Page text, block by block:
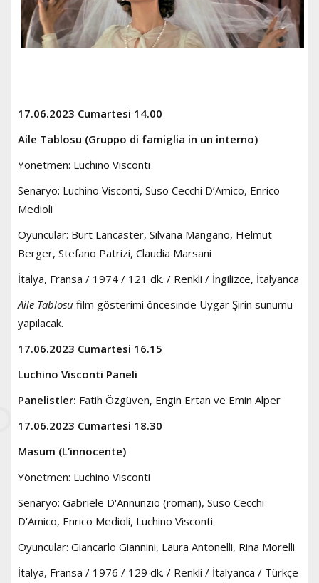
17.06.2023 Cumartesi 14.00
Aile Tablosu (Gruppo di famiglia in un interno)
Yönetmen: Luchino Visconti
Senaryo: Luchino Visconti, Suso Cecchi D’Amico, Enrico
Medioli
Oyuncular: Burt Lancaster, Silvana Mangano, Helmut
Berger, Stefano Patrizi, Claudia Marsani
İtalya, Fransa / 1974 / 121 dk. / Renkli / İngilizce, İtalyanca
Aile Tablosu film gösterimi öncesinde Uygar Şirin sunumu
yapılacak.
17.06.2023 Cumartesi 16.15
Luchino Visconti Paneli
Panelistler: Fatih Özgüven, Engin Ertan ve Emin Alper
17.06.2023 Cumartesi 18.30
Masum (L’innocente)
Yönetmen: Luchino Visconti
Senaryo: Gabriele D'Annunzio (roman), Suso Cecchi
D'Amico, Enrico Medioli, Luchino Visconti
Oyuncular: Giancarlo Giannini, Laura Antonelli, Rina Morelli
İtalya, Fransa / 1976 / 129 dk. / Renkli / İtalyanca / Türkçe